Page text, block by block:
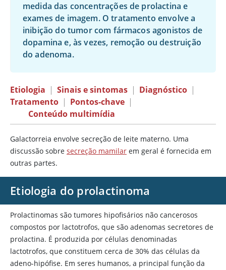
medida das concentrações de prolactina e
exames de imagem. O tratamento envolve a
inibição do tumor com fármacos agonistos de
dopamina e, às vezes, remoção ou destruição
do adenoma.
Etiologia | Sinais e sintomas | Diagnóstico |
Tratamento | Pontos-chave |
Conteúdo multimídia
Galactorreia envolve secreção de leite materno. Uma
discussão sobre secreção mamilar em geral é fornecida em
outras partes.
Etiologia do prolactinoma
Prolactinomas são tumores hipofisários não cancerosos
compostos por lactotrofos, que são adenomas secretores de
prolactina. É produzida por células denominadas
lactotrofos, que constituem cerca de 30% das células da
adeno-hipófise. Em seres humanos, a principal função da